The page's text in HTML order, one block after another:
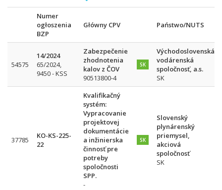
Numer
ogłoszenia
BZP
Główny CPV Państwo/NUTS
54575
14/2024
65/2024,
9450 - KSS
Zabezpečenie
zhodnotenia
kalov z ČOV
90513800-4
SK
Východoslovenská
vodárenská
spoločnosť, a.s.
SK
37785
KO-KS-225-
22
Kvalifikačný
systém:
Vypracovanie
projektovej
dokumentácie
a inžinierska
činnosť pre
potreby
spoločnosti
SPP.
-
SK
Slovenský
plynárenský
priemysel,
akciová
spoločnosť
SK